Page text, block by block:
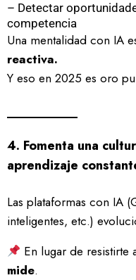
– Detectar
competencia
Una mentalidad con IA
reactiva.
Y eso en 2025 es oro
4. Fomenta una
aprendizaje
Las plataformas con IA
inteligentes, etc.)
En lugar de resistirte
mide.